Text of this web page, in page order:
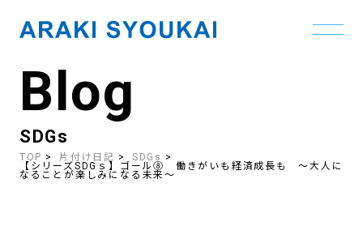
contentBlog
SDGs
TOP 片付け日記 SDGs
【シリーズSDGｓ】ゴール⑧ 働きがいも経済成長も ～大人に
なることが楽しみになる未来～